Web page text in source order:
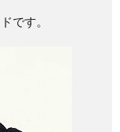
です。